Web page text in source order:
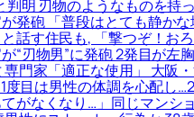
判明 刃物のようなものを持
発砲 「普段はとても静か
話す住民も, 「撃つぞ！お
“刃物男”に発砲 2発目が左
専門家「適正な使用」 大阪
度目は男性の体調を心配し
てがなくなり…」同じマンシ